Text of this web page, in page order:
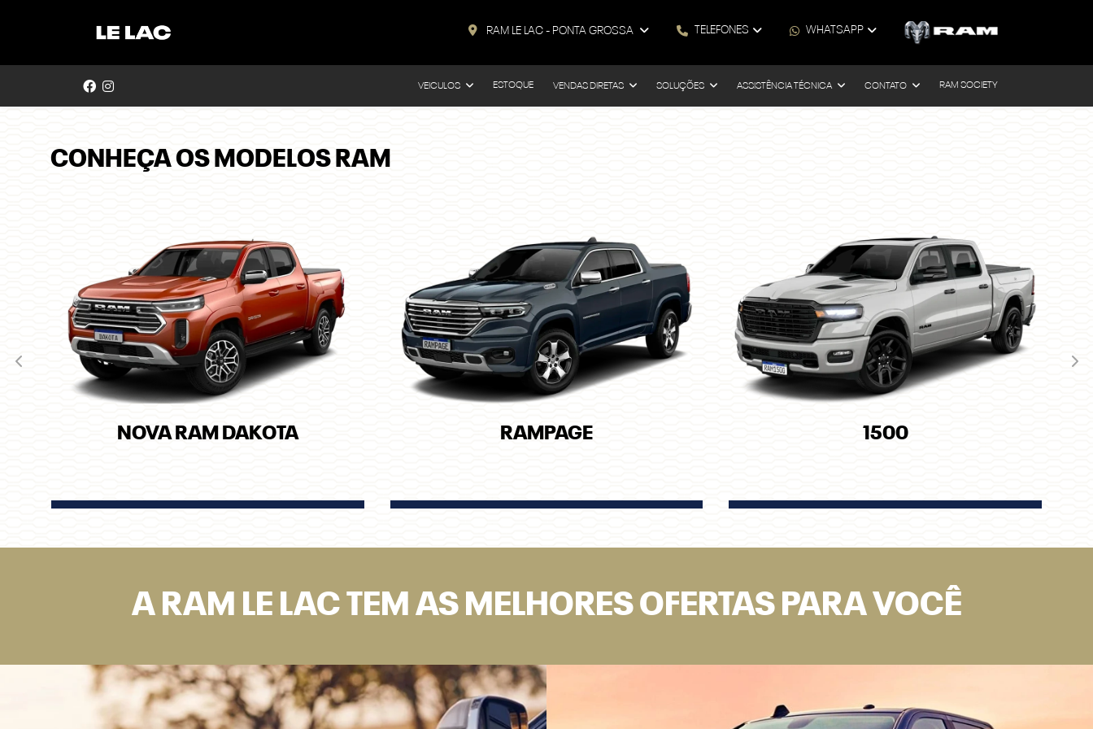
RAM LE LAC - PONTA GROSSA TELEFONES WHATSAPP
VEICULOS ESTOQUE VENDAS DIRETAS SOLUÇÕES ASSISTÊNCIA TÉCNICA CONTATO RAM SOCIETY
CONHEÇA OS MODELOS RAM
NOVA RAM DAKOTA RAMPAGE 1500
Anterior
A RAM LE LAC TEM AS MELHORES OFERTAS PARA VOCÊ